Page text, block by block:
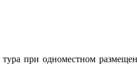
при одноместном